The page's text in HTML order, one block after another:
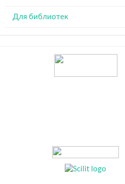
Для библиотек
Индексация